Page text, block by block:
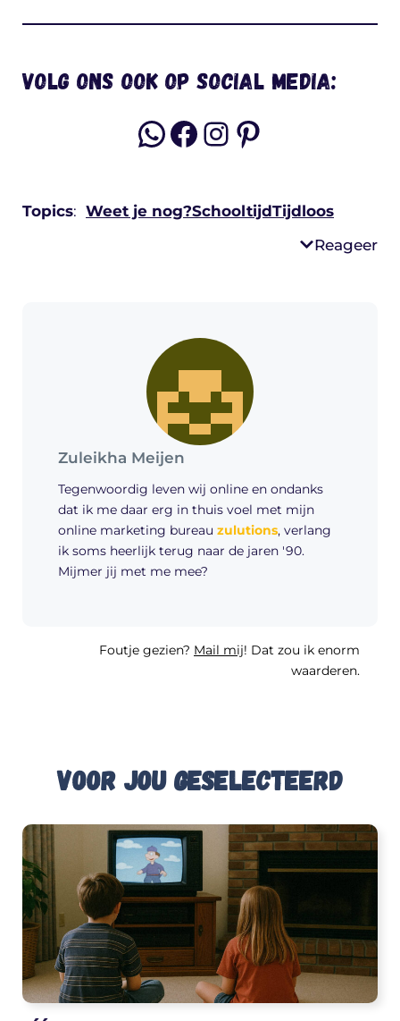
Volg ons ook op social media:
WhatsApp
Facebook
Instagram
Pinterest
Topics: Weet je nog?SchooltijdTijdloos
Reageer
Zuleikha Meijen
Tegenwoordig leven wij online en ondanks
dat ik me daar erg in thuis voel met mijn
online marketing bureau zulutions, verlang
ik soms heerlijk terug naar de jaren '90.
Mijmer jij met me mee?
Foutje gezien? Mail mij! Dat zou ik enorm
waarderen.
Voor jou geselecteerd